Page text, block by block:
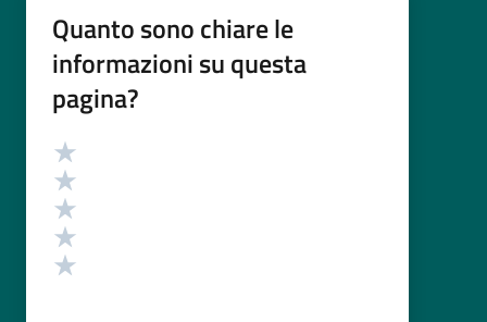
Quanto sono chiare le
informazioni su questa
pagina?
Valutazione